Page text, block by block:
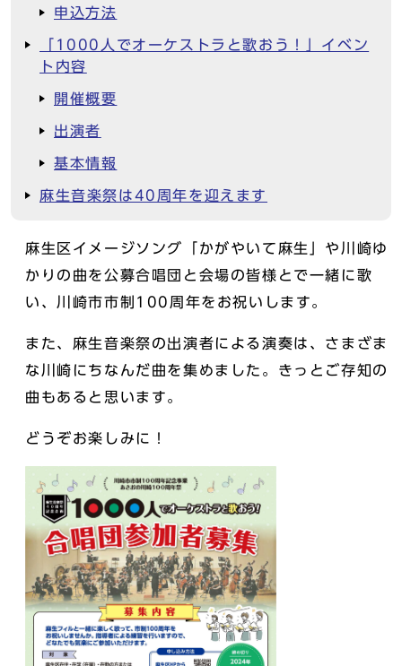
申込方法
「1000人でオーケストラと歌おう！」イベン
ト内容
開催概要
出演者
基本情報
麻生音楽祭は40周年を迎えます
麻生区イメージソング「かがやいて麻生」や川崎ゆ
かりの曲を公募合唱団と会場の皆様とで一緒に歌
い、川崎市市制100周年をお祝いします。
また、麻生音楽祭の出演者による演奏は、さまざま
な川崎にちなんだ曲を集めました。きっとご存知の
曲もあると思います。
どうぞお楽しみに！